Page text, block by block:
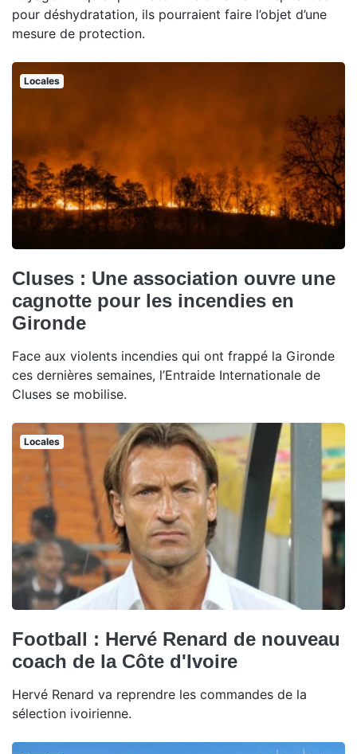
pour déshydratation, ils pourraient faire l’objet d’une
mesure de protection.
Locales
Cluses : Une association ouvre une
cagnotte pour les incendies en
Gironde
Face aux violents incendies qui ont frappé la Gironde
ces dernières semaines, l’Entraide Internationale de
Cluses se mobilise.
Locales
Football : Hervé Renard de nouveau
coach de la Côte d'Ivoire
Hervé Renard va reprendre les commandes de la
sélection ivoirienne.